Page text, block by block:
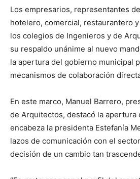
Los empresarios, representantes
hotelero, comercial, restaurantero
los colegios de Ingenieros y de
su respaldo unánime al nuevo
la apertura del gobierno municipal
mecanismos de colaboración
En este marco, Manuel Barrero,
de Arquitectos, destacó la apertura
encabeza la presidenta Estefanía
lazos de comunicación con el
decisión de un cambio tan